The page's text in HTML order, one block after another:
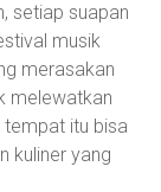
setiap suapan
musik
merasakan
melewatkan
itu bisa
kuliner yang